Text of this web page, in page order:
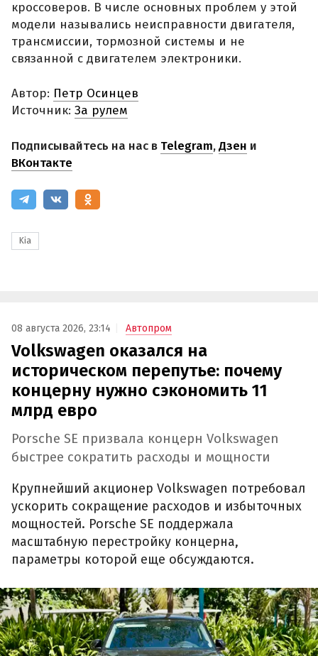
кроссоверов. В числе основных проблем у этой
модели назывались неисправности двигателя,
трансмиссии, тормозной системы и не
связанной с двигателем электроники.
Автор: Петр Осинцев
Источник: За рулем
Подписывайтесь на нас в Telegram,Дзен и
ВКонтакте
Kia
08 августа 2026, 23:14 Автопром
Volkswagen оказался на
историческом перепутье: почему
концерну нужно сэкономить 11
млрд евро
Porsche SE призвала концерн Volkswagen
быстрее сократить расходы и мощности
Крупнейший акционер Volkswagen потребовал
ускорить сокращение расходов и избыточных
мощностей. Porsche SE поддержала
масштабную перестройку концерна,
параметры которой еще обсуждаются.